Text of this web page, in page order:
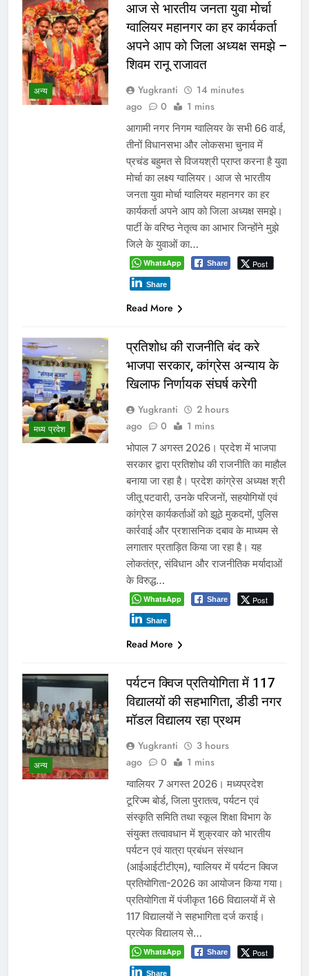
अन्य
आज से भारतीय जनता युवा मोर्चा
ग्वालियर महानगर का हर कार्यकर्ता
अपने आप को जिला अध्यक्ष समझे –
शिवम रानू राजावत
Yugkranti
14 minutes
ago
0 1 mins
आगामी नगर निगम ग्वालियर के सभी 66 वार्ड,
तीनों विधानसभा और लोकसभा चुनाव में
प्रचंड बहुमत से विजयश्री प्राप्त करना है युवा
मोर्चा का लक्ष्य ग्वालियर। आज से भारतीय
जनता युवा मोर्चा ग्वालियर महानगर का हर
कार्यकर्ता अपने आप को जिला अध्यक्ष समझे।
पार्टी के वरिष्ठ नेतृत्व का आभार जिन्होंने मुझे
जिले के युवाओं का…
WhatsApp Share Post
Share
Read More
मध्य प्रदेश
प्रतिशोध की राजनीति बंद करे
भाजपा सरकार, कांग्रेस अन्याय के
खिलाफ निर्णायक संघर्ष करेगी
Yugkranti
2 hours
ago
0 1 mins
भोपाल 7 अगस्त 2026। प्रदेश में भाजपा
सरकार द्वारा प्रतिशोध की राजनीति का माहौल
बनाया जा रहा है। प्रदेश कांग्रेस अध्यक्ष श्री
जीतू पटवारी, उनके परिजनों, सहयोगियों एवं
कांग्रेस कार्यकर्ताओं को झूठे मुकदमों, पुलिस
कार्रवाई और प्रशासनिक दबाव के माध्यम से
लगातार प्रताड़ित किया जा रहा है। यह
लोकतंत्र, संविधान और राजनीतिक मर्यादाओं
के विरुद्ध…
WhatsApp Share Post
Share
Read More
अन्य
पर्यटन क्विज प्रतियोगिता में 117
विद्यालयों की सहभागिता, डीडी नगर
मॉडल विद्यालय रहा प्रथम
Yugkranti
3 hours
ago
0 1 mins
ग्वालियर 7 अगस्त 2026। मध्यप्रदेश
टूरिज्म बोर्ड, जिला पुरातत्व, पर्यटन एवं
संस्कृति समिति तथा स्कूल शिक्षा विभाग के
संयुक्त तत्वावधान में शुक्रवार को भारतीय
पर्यटन एवं यात्रा प्रबंधन संस्थान
(आईआईटीटीएम), ग्वालियर में पर्यटन क्विज
प्रतियोगिता-2026 का आयोजन किया गया।
प्रतियोगिता में पंजीकृत 166 विद्यालयों में से
117 विद्यालयों ने सहभागिता दर्ज कराई।
प्रत्येक विद्यालय से…
WhatsApp Share Post
Share